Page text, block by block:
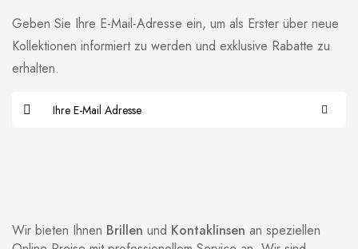
Wir bieten Ihnen Brillen und Kontaklinsen an speziellen
Geben Sie Ihre E-Mail-Adresse ein, um als Erster über neue
Kollektionen informiert zu werden und exklusive Rabatte zu
erhalten.